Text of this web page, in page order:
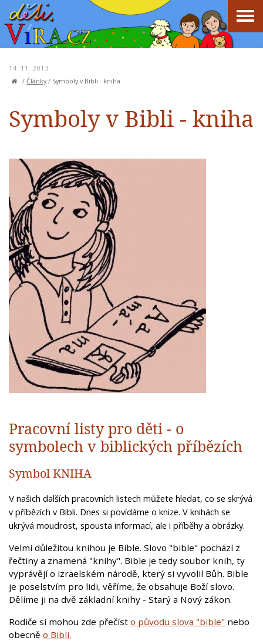
14. 11. 2013
/ Články/ Symboly v Bibli - kniha
Symboly v Bibli - kniha
Pracovní listy pro děti - o
symbolech v biblických příbězích
Symbol KNIHA
V našich dalších pracovních listech můžete hledat, co se skrývá
v příbězích v Bibli. Dnes si povídáme o knize. V knihách se
ukrývá moudrost, spousta informací, ale i příběhy a obrázky.
Velmi důležitou knihou je Bible. Slovo "bible" pochází z
řečtiny a znamená "knihy". Bible je tedy soubor knih, ty
vyprávějí o izraelském národě, který si vyvolil Bůh. Bible
je poselstvím pro lidi, věříme, že obsahuje Boží slovo.
Dělíme ji na dvě základní knihy - Starý a Nový zákon.
Rodiče si mohou zde přečíst o původu slova "bible" nebo
obecně o Bibli.